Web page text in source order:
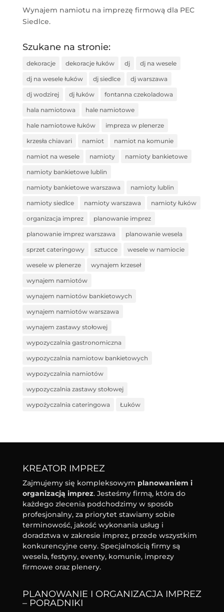
Wynajem namiotu na imprezę firmową dla PEC
Siedlce.
Szukane na stronie:
dekoracje dekoracje łuków dj dj na wesele
dj na wesele łuków dj siedlce dj warszawa
dj wodzirej dj łuków fontanna czekoladowa
hala namiotowa hale namiotowe
hale namiotowe łuków impreza w plenerze
krzesła chiavari namiot namiot na komunie
namiot na wesele namioty namioty bankietowe
namioty bankietowe lublin
namioty bankietowe warszawa namioty lublin
namioty siedlce namioty warszawa namioty łuków
organizacja imprez planowanie imprez
planowanie imprez warszawa planowanie wesela
sprzet cateringowy sztucce wesele w namiocie
wesele w plenerze wynajem krzeseł
wynajem namiotów
wynajem namiotów bankietowych
wynajem namiotów warszawa
wynajem zastawy stołowej
wypozyczalnia gastronomiczna
wypozyczalnia namiotow bankietowych
wypozyczalnia namiotów
wypozyczalnia zastawy stołowej
wypożyczalnia cateringowa Łuków
KREATOR IMPREZ
Zajmujemy się kompleksowym planowaniem i
organizacją imprez. Jesteśmy firmą, która do
każdego zlecenia podchodzimy w sposób
profesjonalny, za priorytet stawiamy sobie
terminowość, jakość wykonania usług i
doradztwa w zakresie imprez, przede wszystkim
konkurencyjne ceny. Specjalnością firmy są
wesela, festyny, eventy, komunie, imprezy
firmowe oraz plenery.
PLANOWANIE I ORGANIZACJA IMPREZ
– PORADNIKI